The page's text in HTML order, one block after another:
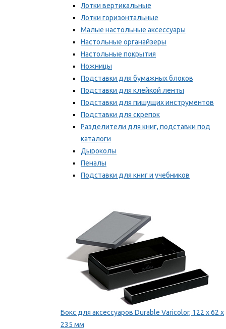
Лотки вертикальные
Лотки горизонтальные
Малые настольные аксессуары
Настольные органайзеры
Настольные покрытия
Ножницы
Подставки для бумажных блоков
Подставки для клейкой ленты
Подставки для пишущих инструментов
Подставки для скрепок
Разделители для книг, подставки под
каталоги
Дыроколы
Пеналы
Подставки для книг и учебников
Бокс для аксессуаров Durable Varicolor, 122 x 62 x
235 мм